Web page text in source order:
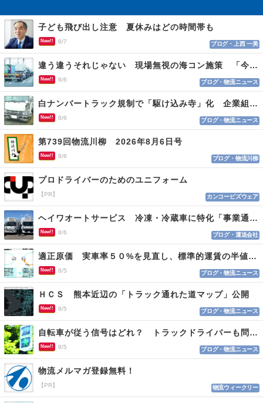
子ども飛び出し注意 夏休みはどの時間帯も
New!! 8/7 ブログ・上西 一美
違う違うそれじゃない 現場無視の海コン施策 「今でも平均２～３時間は待つ」
New!! 8/6 ブログ・物流ニュース
白ナンバートラック規制で「駆け込み寺」化 企業組合が入会基準を見直しへ
New!! 8/6 ブログ・物流ニュース
第739回物流川柳 2026年8月6日号
New!! 8/6 ブログ・物流川柳
プロドライバーのためのユニフォーム
【PR】 カンコービズウェア
ヘイワオートサービス 冷凍・冷蔵車に特化「事業通じ貢献目指す」
New!! 8/6 ブログ・運送会社
適正原価 実車率５０%を見直し、標準的運賃の半値の恐れも
New!! 8/5 ブログ・物流ニュース
ＨＣＳ 熊本近辺の「トラック通れた道マップ」公開
New!! 8/5 ブログ・物流ニュース
自転車が従う信号はどれ？ トラックドライバーも問われる認識
New!! 8/5 ブログ・物流ニュース
物流メルマガ登録無料！
【PR】 物流ウィークリー